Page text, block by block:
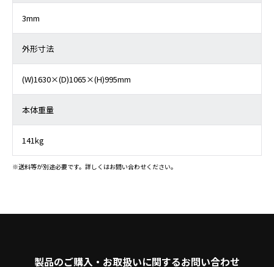
3mm
外形寸法
(W)1630×(D)1065×(H)995mm
本体重量
141kg
※送料等が別途必要です。詳しくはお問い合わせください。
製品のご購入・お取扱いに関するお問い合わせ